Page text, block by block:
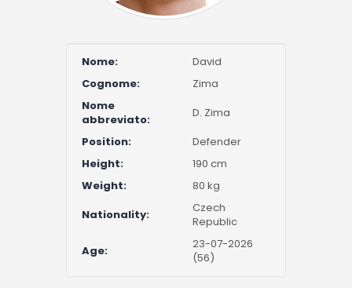
Nome:
David
Cognome:
Zima
Nome
abbreviato:
D. Zima
Position:
Defender
Height:
190 cm
Weight:
80 kg
Nationality:
Czech
Republic
Age:
23-07-2026
(56)